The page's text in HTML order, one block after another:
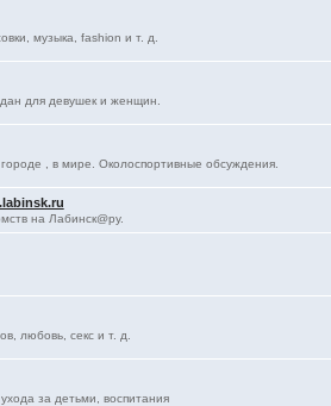
музыка, fashion и т. д.
для девушек и женщин.
, в мире. Околоспортивные обсуждения.
на Лабинск@ру.
любовь, секс и т. д.
за детьми, воспитания